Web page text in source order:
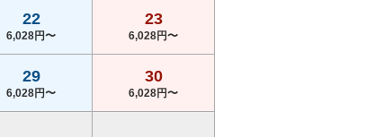
22
6,028円〜
23
6,028円〜
29
6,028円〜
30
6,028円〜